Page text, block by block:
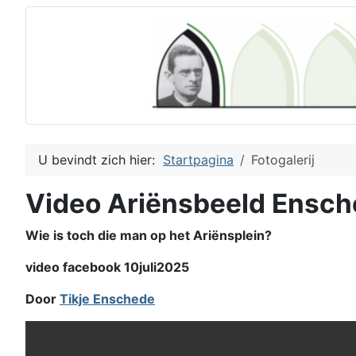
U bevindt zich hier: Startpagina Fotogalerij
Video Ariënsbeeld
Wie is toch die man op het Ariënsplein?
video facebook 10juli2025
Door Tikje Enschede